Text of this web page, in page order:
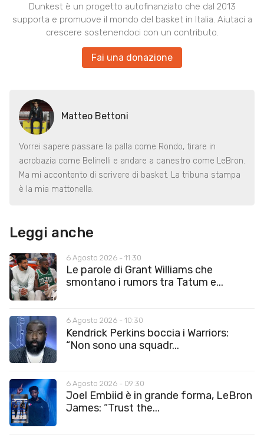
Dunkest è un progetto autofinanziato che dal 2013
supporta e promuove il mondo del basket in Italia. Aiutaci a
crescere sostenendoci con un contributo.
Fai una donazione
Matteo Bettoni
Vorrei sapere passare la palla come Rondo, tirare in
acrobazia come Belinelli e andare a canestro come LeBron.
Ma mi accontento di scrivere di basket. La tribuna stampa
è la mia mattonella.
Leggi anche
6 Agosto 2026 - 11:30
Le parole di Grant Williams che
smontano i rumors tra Tatum e...
6 Agosto 2026 - 10:30
Kendrick Perkins boccia i Warriors:
“Non sono una squadr...
6 Agosto 2026 - 09:30
Joel Embiid è in grande forma, LeBron
James: “Trust the...